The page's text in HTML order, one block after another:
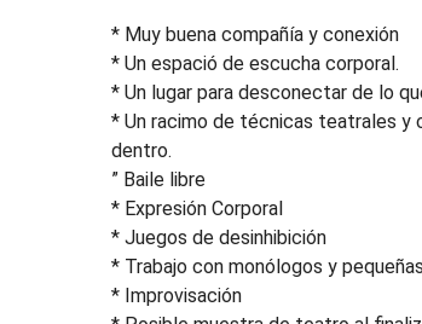
* Muy buena compañía y conexión
* Un espació de escucha corporal.
* Un lugar para desconectar de lo
* Un racimo de técnicas teatrales
dentro.
” Baile libre
* Expresión Corporal
* Juegos de desinhibición
* Trabajo con monólogos y
* Improvisación